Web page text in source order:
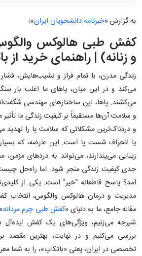
به گزارش «خبرنامه دانشجویان ایران»؛
کفش طبی هالوکس
و زنانه) | راهنمای خرید از
زندگی مدرن، با تمام فراز و نشیب‌هایش،
می‌کند و در این میان، پاهای ما اغلب بار
می‌کشند. پاها، این ساختارهای مهندسی
و سلامت آن‌ها مستقیماً بر کیفیت زندگی ما
و دردناک‌ترین مشکلاتی که سلامت پا را
یا انحراف شست پا است. این عارضه، که
زیبایی می‌پندارند، می‌تواند به دردهای
جدی کیفیت زندگی منجر شود. اما راه‌حل چیست؟
آمد؟ پاسخ قاطعانه "خیر" است. یکی از
مدیریت و درمان هالوکس والگوس،
مقاله جامع، ما به دنیای «کفش طبی چرم مردانه
شیرجه می‌زنیم، ویژگی‌های یک کفش ایده‌آل
بررسی می‌کنیم و در نهایت، بهترین مقصد
تخصصی در ایران، یعنی «باتکاپ»، را به شما